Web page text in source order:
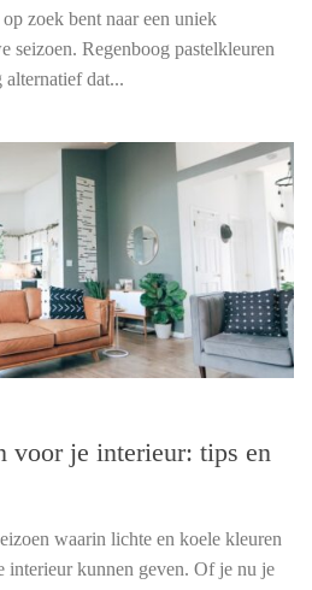
zoek bent naar een uniek
seizoen. Regenboog pastelkleuren
dat...
voor je interieur: tips en
waarin lichte en koele kleuren
interieur kunnen geven. Of je nu je